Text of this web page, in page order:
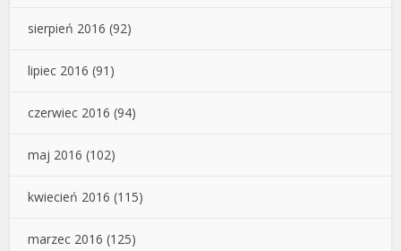
sierpień 2016 (92)
lipiec 2016 (91)
czerwiec 2016 (94)
maj 2016 (102)
kwiecień 2016 (115)
marzec 2016 (125)